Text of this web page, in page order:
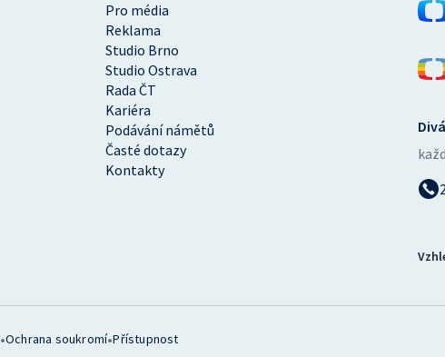
Pro média
Reklama
Studio Brno
Studio Ostrava
Rada ČT
Kariéra
Podávání námětů
Časté dotazy
Kontakty
•Ochrana soukromí•Přístupnost